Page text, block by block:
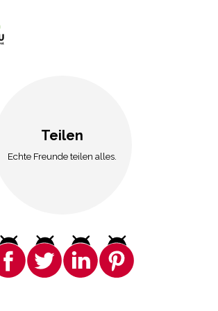
Teilen
Echte Freunde teilen alles.